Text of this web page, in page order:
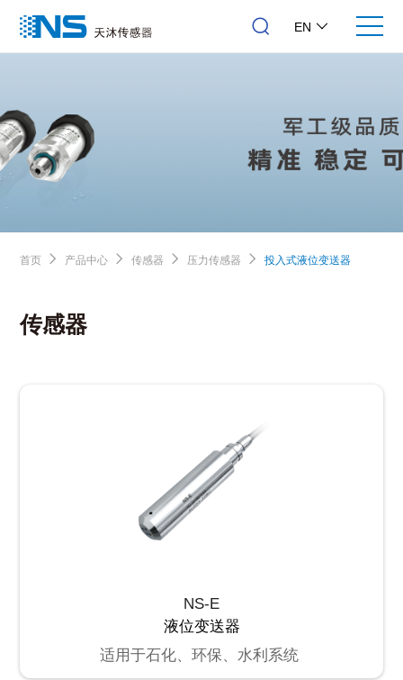
EN
首页 产品中心 传感器 压力传感器 投入式液位变送器
传感器
NS-E
液位变送器
适用于石化、环保、水利系统